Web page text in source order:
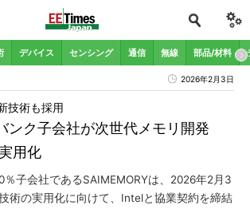
デバイス センシング 通信 無線 部品/材料
2026年2月3日
ンク子会社が次世代メモリ開発
用化
技術も採用
％子会社であるSAIMEMORYは、2026年2月3
術の実用化に向けて、Intelと協業契約を締結